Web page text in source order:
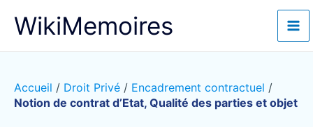
WikiMemoires
Accueil / Droit Privé / Encadrement contractuel /
Notion de contrat d’Etat, Qualité des parties et objet